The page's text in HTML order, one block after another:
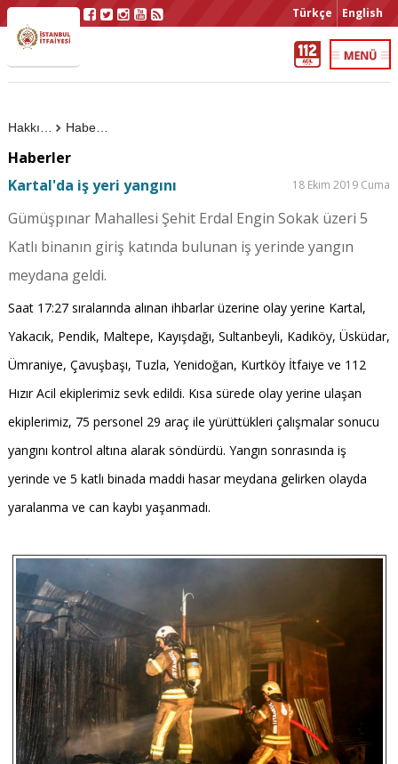
Türkçe English
Haberler
Haberler
Kartal'da iş yeri yangını
18 Ekim 2019 Cuma
Gümüşpınar Mahallesi Şehit Erdal Engin Sokak üzeri 5
Katlı binanın giriş katında bulunan iş yerinde yangın
meydana geldi.
Saat 17:27 sıralarında alınan ihbarlar üzerine olay yerine Kartal,
Yakacık, Pendik, Maltepe, Kayışdağı, Sultanbeyli, Kadıköy, Üsküdar,
Ümraniye, Çavuşbaşı, Tuzla, Yenidoğan, Kurtköy İtfaiye ve 112
Hızır Acil ekiplerimiz sevk edildi. Kısa sürede olay yerine ulaşan
ekiplerimiz, 75 personel 29 araç ile yürüttükleri çalışmalar sonucu
yangını kontrol altına alarak söndürdü. Yangın sonrasında iş
yerinde ve 5 katlı binada maddi hasar meydana gelirken olayda
yaralanma ve can kaybı yaşanmadı.